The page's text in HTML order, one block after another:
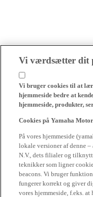
Vi værdsætter dit
Vi bruger cookies til at
hjemmeside bedre at
hjemmeside, produkter,
Cookies på Yamaha
På vores hjemmeside
lokale versioner af denne
N.V., dets filialer og
teknikker som ligner
beacons. Vi bruger
fungerer korrekt og giver
vores hjemmeside, f.eks.